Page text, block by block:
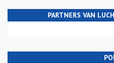
PARTNERS VAN